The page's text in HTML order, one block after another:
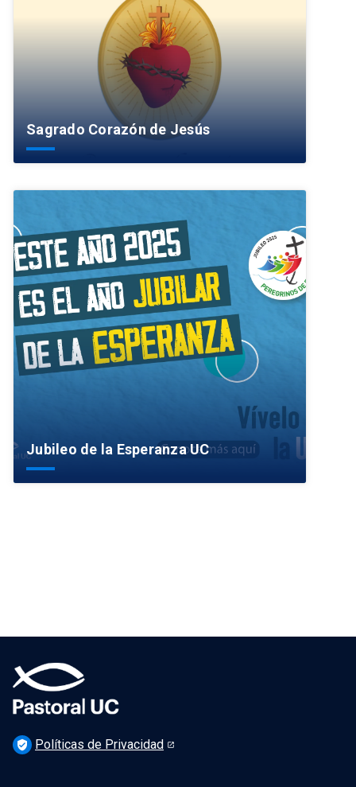
Sagrado Corazón de Jesús
Jubileo de la Esperanza UC
verified_user Políticas de Privacidad